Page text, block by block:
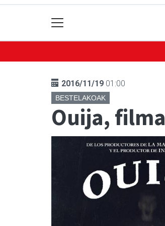
2016/11/19 01:00
BESTELAKOAK
Ouija, filma